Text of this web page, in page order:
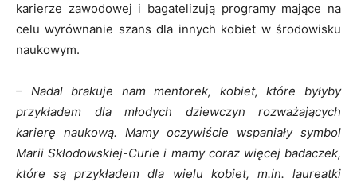
karierze zawodowej i bagatelizują programy mające na
celu wyrównanie szans dla innych kobiet w środowisku
naukowym.
– Nadal brakuje nam mentorek, kobiet, które byłyby
przykładem dla młodych dziewczyn rozważających
karierę naukową. Mamy oczywiście wspaniały symbol
Marii Skłodowskiej-Curie i mamy coraz więcej badaczek,
które są przykładem dla wielu kobiet, m.in. laureatki